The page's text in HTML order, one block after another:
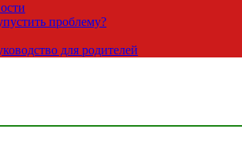
проблему?
для родителей